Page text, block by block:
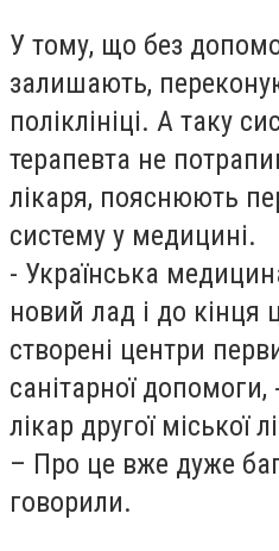
У тому, що без
залишають,
поліклініці. А таку
терапевта не
лікаря, пояснюють
систему у медицині.
- Українська
новий лад і до кінця
створені центри
санітарної
лікар другої міської
– Про це вже дуже
говорили.